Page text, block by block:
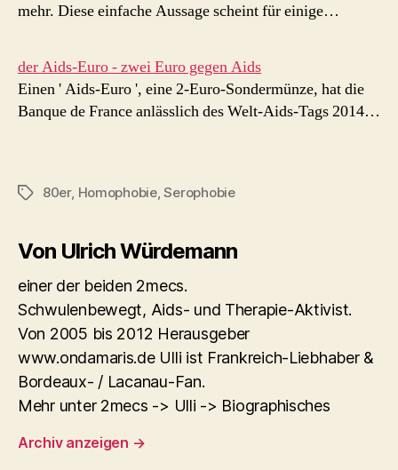
mehr. Diese einfache Aussage scheint für einige…
der Aids-Euro - zwei Euro gegen Aids
Einen ' Aids-Euro ', eine 2-Euro-Sondermünze, hat die
Banque de France anlässlich des Welt-Aids-Tags 2014…
Schlagwörter
80er, Homophobie,Serophobie
Von Ulrich Würdemann
einer der beiden 2mecs.
Schwulenbewegt, Aids- und Therapie-Aktivist.
Von 2005 bis 2012 Herausgeber
www.ondamaris.de Ulli ist Frankreich-Liebhaber &
Bordeaux- / Lacanau-Fan.
Mehr unter 2mecs -> Ulli -> Biographisches
Archiv anzeigen →